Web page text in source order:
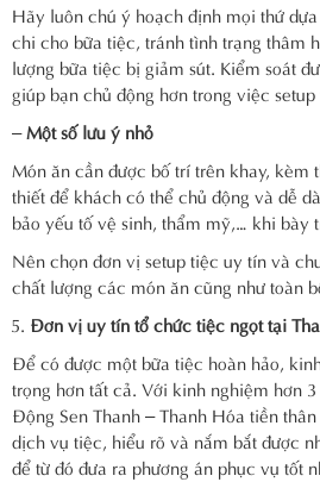
Hãy luôn chú ý hoạch định mọi thứ
chi cho bữa tiệc, tránh tình trạng thâm
lượng bữa tiệc bị giảm sút. Kiểm soát
giúp bạn chủ động hơn trong việc
–Một số lưu ý nhỏ
Món ăn cần được bố trí trên khay,
thiết để khách có thể chủ động và dễ
bảo yếu tố vệ sinh, thẩm mỹ,… khi bày
Nên chọn đơn vị setup tiệc uy tín và
chất lượng các món ăn cũng như toàn
Đơn vị uy tín tổ chức tiệc ngọt tại
Để có được một bữa tiệc hoàn hảo,
trọng hơn tất cả. Với kinh nghiệm hơn
Động Sen Thanh – Thanh Hóa tiền
dịch vụ tiệc, hiểu rõ và nắm bắt được
để từ đó đưa ra phương án phục vụ tốt